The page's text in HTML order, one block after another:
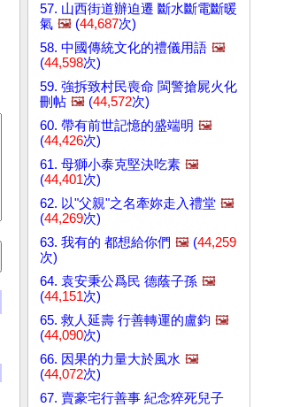
57. 山西街道辦迫遷 斷水斷電斷暖
氣 🖼️ (44,687次)
58. 中國傳統文化的禮儀用語 🖼️
(44,598次)
59. 強拆致村民喪命 閩警搶屍火化
刪帖 🖼️ (44,572次)
60. 帶有前世記憶的盛端明 🖼️
(44,426次)
61. 母獅小泰克堅決吃素 🖼️
(44,401次)
62. 以"父親"之名牽妳走入禮堂 🖼️
(44,269次)
63. 我有的 都想給你們 🖼️ (44,259
次)
64. 袁安秉公爲民 德蔭子孫 🖼️
(44,151次)
65. 救人延壽 行善轉運的盧鈞 🖼️
(44,090次)
66. 因果的力量大於風水 🖼️
(44,072次)
67. 賣豪宅行善事 紀念猝死兒子